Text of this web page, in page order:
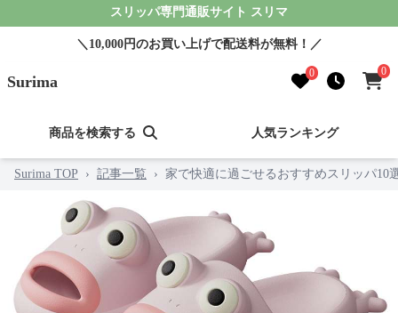
スリッパ専門通販サイト スリマ
＼10,000円のお買い上げで配送料が無料！／
Surima 0 0
商品を検索する 人気ランキング
Surima TOP › 記事一覧 › 家で快適に過ごせるおすすめスリッパ10